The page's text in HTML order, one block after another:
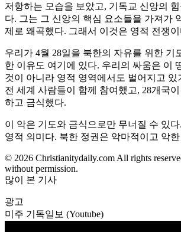
저항하는 모습을 보았고, 기독교 신앙의
다. 그는 그 신앙의 핵심 요소들을 가져가
제로 왜곡했다. 그래서 이것은 영적 전쟁이
우리가 4월 28일을 북한의 자유를 위한 기
한 이유도 여기에 있다. 우리의 싸움은 이
것이 아니라 영적 영역에서도 벌어지고 있
전 세계 사람들이 함께 참여했고, 28개국
하고 금식했다.
이 악은 기도와 금식으로만 무너질 수 있
영적 의미다. 북한 정권은 악마적이고 악
© 2026 Christianitydaily.com All rights
without permission.
많이 본 기사
광고
미주 기독일보 (Youtube)